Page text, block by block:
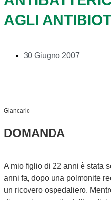
AGLI
30 Giugno 2007
Giancarlo
DOMANDA
A mio figlio di 22 anni è stata
anni fa, dopo una polmonite
un ricovero ospedaliero.